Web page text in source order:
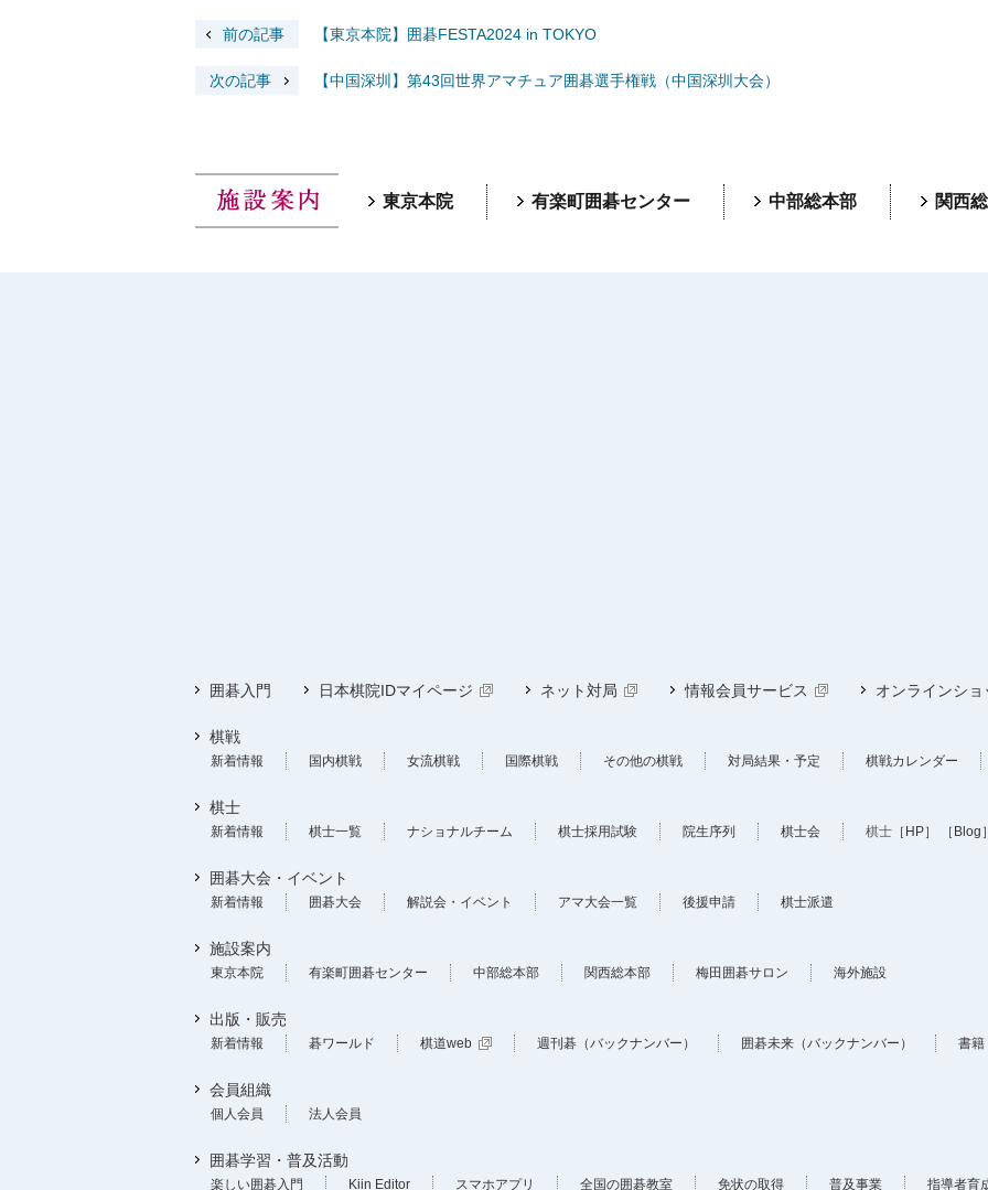
前の記事 【東京本院】囲碁FESTA2024 in TOKYO
次の記事 【中国深圳】第43回世界アマチュア囲碁選手権戦（中国深圳大会）
東京本院 有楽町囲碁センター 中部総本部 関西
囲碁入門 日本棋院IDマイページ ネット対局 情報会員サービス オンラインショ
棋戦
新着情報 国内棋戦 女流棋戦 国際棋戦 その他の棋戦 対局結果・予定 棋戦カレンダー
棋士
新着情報 棋士一覧 ナショナルチーム 棋士採用試験 院生序列 棋士会 棋士 ［HP］ ［Blog］
囲碁大会・イベント
新着情報 囲碁大会 解説会・イベント アマ大会一覧 後援申請 棋士派遣
施設案内
東京本院 有楽町囲碁センター 中部総本部 関西総本部 梅田囲碁サロン 海外施設
出版・販売
新着情報 碁ワールド 棋道web 週刊碁（バックナンバー） 囲碁未来（バックナンバー） 書籍
会員組織
個人会員 法人会員
囲碁学習・普及活動
楽しい囲碁入門 Kiin Editor スマホアプリ 全国の囲碁教室 免状の取得 普及事業 指導者育